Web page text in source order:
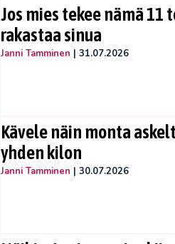
Jos mies tekee nämä
rakastaa sinua
Janni Tamminen | 31.07.2026
Kävele näin monta
yhden kilon
Janni Tamminen | 30.07.2026